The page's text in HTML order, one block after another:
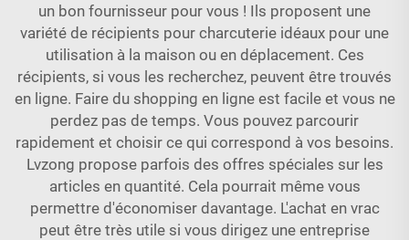
un bon fournisseur pour vous ! Ils proposent une
variété de récipients pour charcuterie idéaux pour une
utilisation à la maison ou en déplacement. Ces
récipients, si vous les recherchez, peuvent être trouvés
en ligne. Faire du shopping en ligne est facile et vous ne
perdez pas de temps. Vous pouvez parcourir
rapidement et choisir ce qui correspond à vos besoins.
Lvzong propose parfois des offres spéciales sur les
articles en quantité. Cela pourrait même vous
permettre d'économiser davantage. L'achat en vrac
peut être très utile si vous dirigez une entreprise